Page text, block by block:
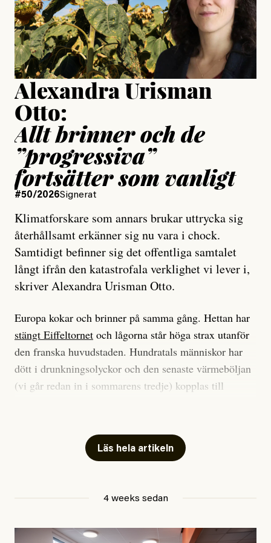
Jesper Lundby
Publicerad15 July, 2026
Uppdaterad15 July, 2026
Alexandra Urisman
Otto:
Allt brinner och de
”progressiva”
fortsätter som vanligt
#50/2026Signerat
Klimatforskare som annars brukar uttrycka sig
återhållsamt erkänner sig nu vara i chock.
Samtidigt befinner sig det offentliga samtalet
långt ifrån den katastrofala verklighet vi lever i,
skriver Alexandra Urisman Otto.
Europa kokar och brinner på samma gång. Hettan har
stängt Eiffeltornet och lågorna står höga strax utanför
den franska huvudstaden. Hundratals människor har
dött i drunkningsolyckor och den senaste värmeböljan
(vi går redan in i sommarens tredje) kopplas till
Har du också panik i hettan? Känns det som en
mardröm? Bra, allt annat vore fullständigt orimligt.
att han brukar vara ganska återhållsam när han
september 2023, när de globala temperaturerna för
Läs hela artikeln
4 weeks sedan